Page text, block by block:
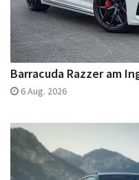
Barracuda Razzer am
6 Aug. 2026